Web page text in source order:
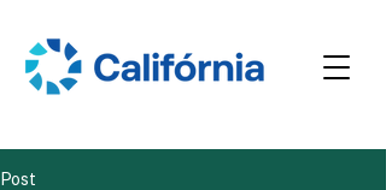
Post